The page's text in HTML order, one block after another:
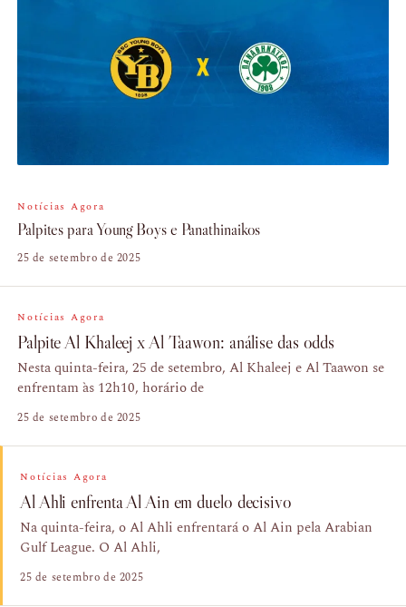
Notícias Agora
Palpites para Young Boys e Panathinaikos
25 de setembro de 2025
Notícias Agora
Palpite Al Khaleej x Al Taawon: análise das odds
Nesta quinta-feira, 25 de setembro, Al Khaleej e Al Taawon se
enfrentam às 12h10, horário de
25 de setembro de 2025
Notícias Agora
Al Ahli enfrenta Al Ain em duelo decisivo
Na quinta-feira, o Al Ahli enfrentará o Al Ain pela Arabian
Gulf League. O Al Ahli,
25 de setembro de 2025